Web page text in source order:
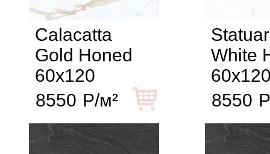
Calacatta
Gold Honed
60x120
8550 Р/м²
White
8550